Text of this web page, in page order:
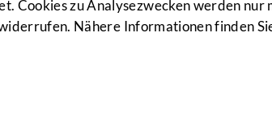
Cookies zu Analysezwecken werden nur
Nähere Informationen finden
1981